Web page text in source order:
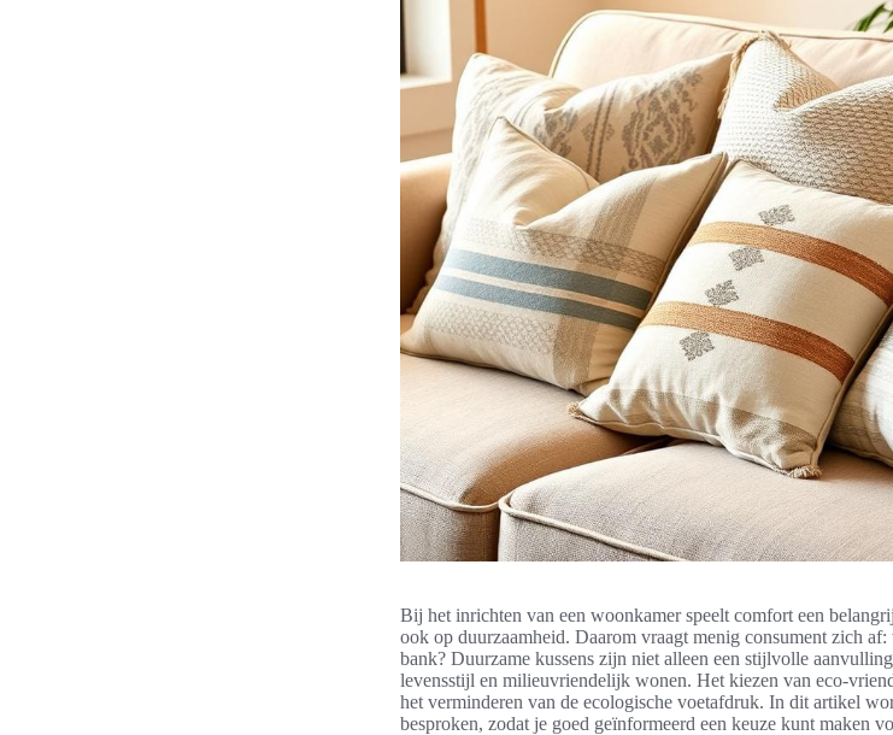
Bij het inrichten van een woonkamer speelt comfort een
ook op duurzaamheid. Daarom vraagt menig consument zich
bank? Duurzame kussens zijn niet alleen een stijlvolle
levensstijl en milieuvriendelijk wonen. Het kiezen van eco-
het verminderen van de ecologische voetafdruk. In dit artikel
besproken, zodat je goed geïnformeerd een keuze kunt maken